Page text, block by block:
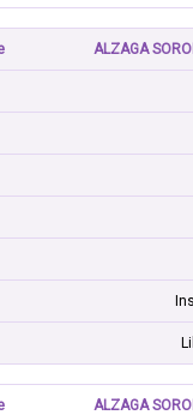
ALZAGA
ALZAGA